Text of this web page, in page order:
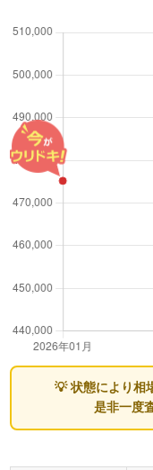
💡 状態により相
是非一度